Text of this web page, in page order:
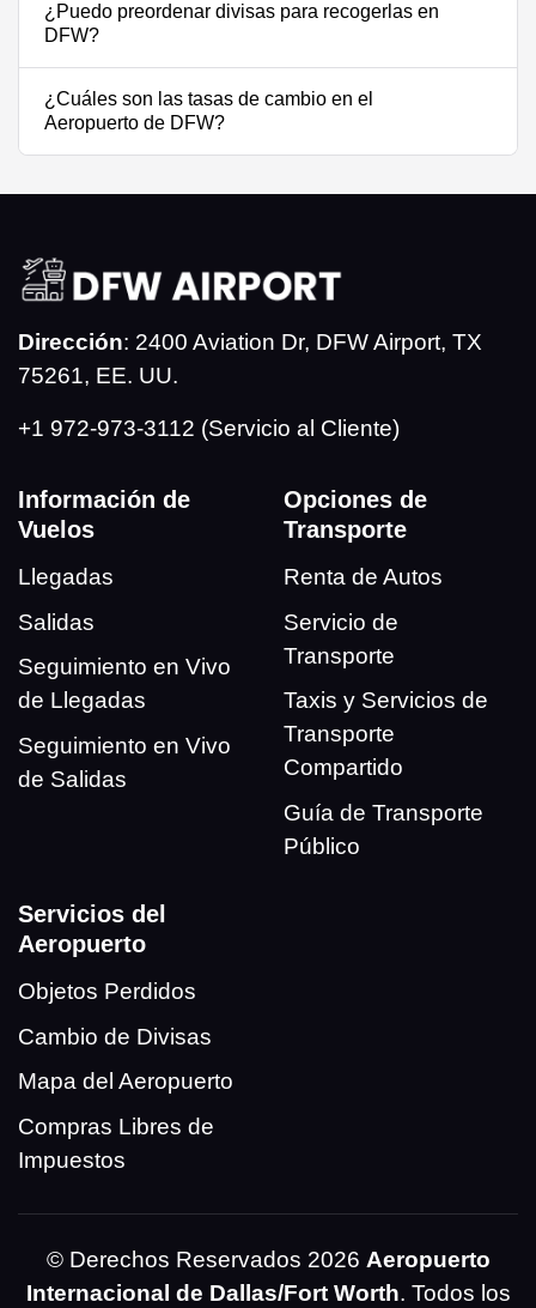
¿Puedo preordenar divisas para recogerlas en
DFW?
¿Cuáles son las tasas de cambio en el
Aeropuerto de DFW?
Dirección: 2400 Aviation Dr, DFW Airport, TX
75261, EE. UU.
+1 972-973-3112 (Servicio al Cliente)
Información de
Vuelos
Llegadas
Salidas
Seguimiento en Vivo
de Llegadas
Seguimiento en Vivo
de Salidas
Opciones de
Transporte
Renta de Autos
Servicio de
Transporte
Taxis y Servicios de
Transporte
Compartido
Guía de Transporte
Público
Servicios del
Aeropuerto
Objetos Perdidos
Cambio de Divisas
Mapa del Aeropuerto
Compras Libres de
Impuestos
© Derechos Reservados 2026 Aeropuerto
Internacional de Dallas/Fort Worth. Todos los